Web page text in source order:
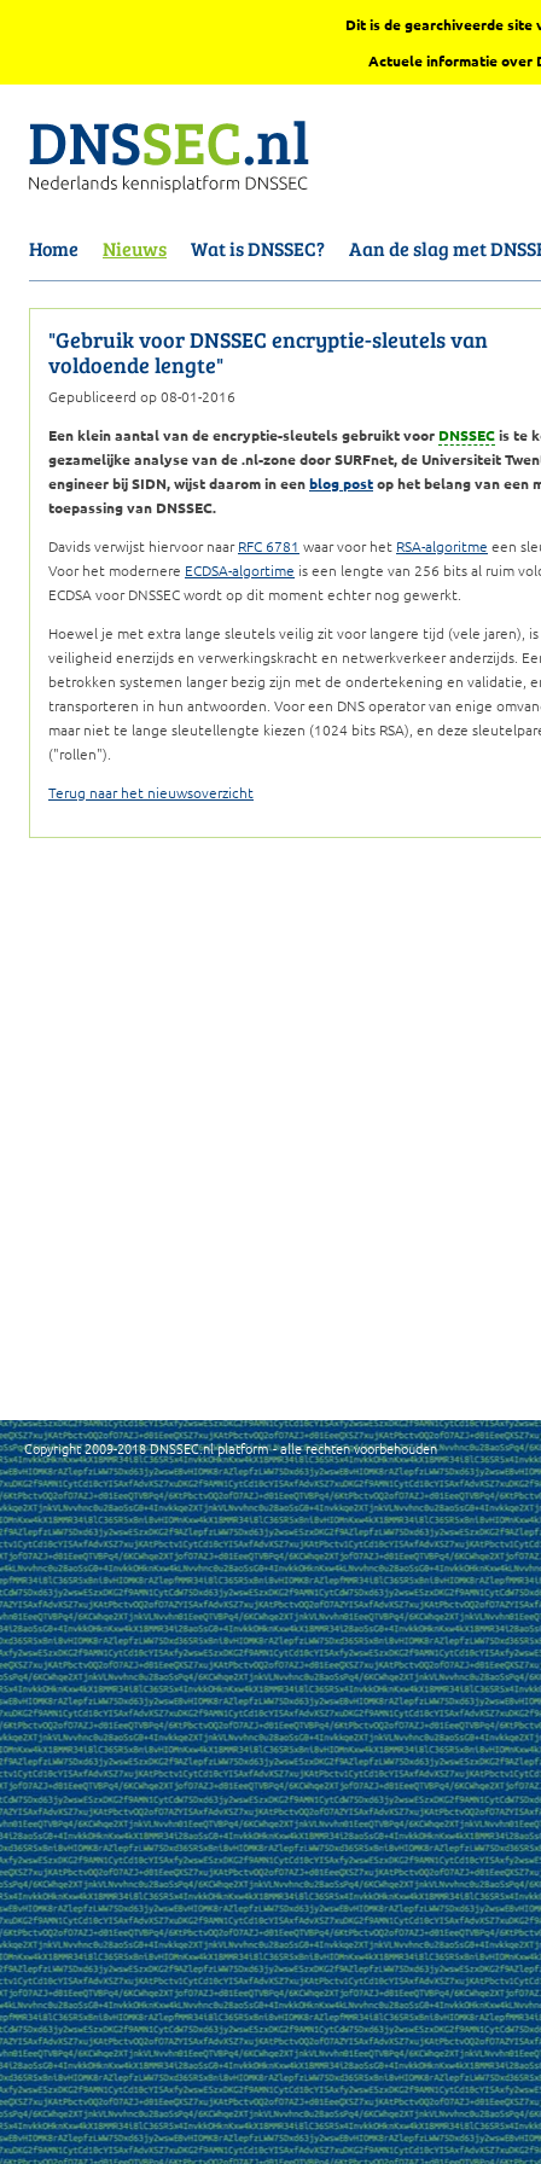
Dit is de gearchiveerde site
Actuele informatie over
Home Nieuws Wat is DNSSEC? Aan de slag met
"Gebruik voor DNSSEC encryptie-sleutels van
voldoende lengte"
Gepubliceerd op 08-01-2016
Een klein aantal van de encryptie-sleutels gebruikt voor DNSSECis te
gezamelijke analyse van de .nl-zone door SURFnet, de Universiteit
engineer bij SIDN, wijst daarom in eenblog postop het belang van een
toepassing van DNSSEC.
Davids verwijst hiervoor naarRFC 6781 waar voor het RSA-algoritme een
Voor het modernere ECDSA-algortime is een lengte van 256 bits al ruim
ECDSA voor DNSSEC wordt op dit moment echter nog gewerkt.
Hoewel je met extra lange sleutels veilig zit voor langere tijd (vele jaren),
veiligheid enerzijds en verwerkingskracht en netwerkverkeer anderzijds.
betrokken systemen langer bezig zijn met de ondertekening en validatie,
transporteren in hun antwoorden. Voor een DNS operator van enige
maar niet te lange sleutellengte kiezen (1024 bits RSA), en deze
("rollen").
Terug naar het nieuwsoverzicht
Copyright 2009-2018 DNSSEC.nl platform - alle rechten voorbehouden